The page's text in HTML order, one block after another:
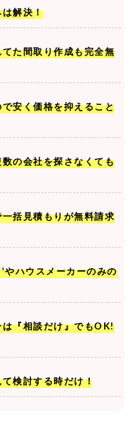
は解決！
た間取り作成も完全無
安く価格を抑えること
の会社を探さなくても
括見積もりが無料請求
ハウスメーカーのみの
『相談だけ』でもOK!
検討する時だけ！